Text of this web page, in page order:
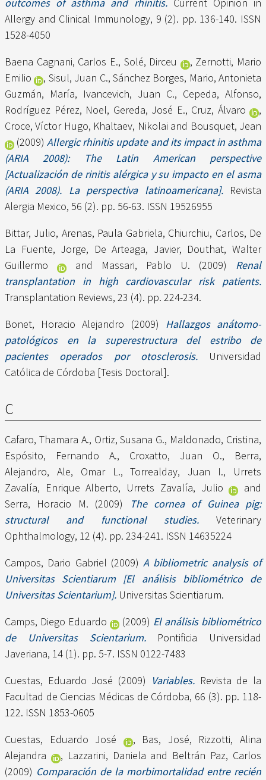
outcomes of asthma and rhinitis.Current Opinion in
Allergy and Clinical Immunology, 9 (2). pp. 136-140. ISSN
1528-4050
Baena Cagnani, Carlos E., Solé, Dirceu , Zernotti, Mario
Emilio
, Sisul, Juan C., Sánchez Borges, Mario, Antonieta
Guzmán, María, Ivancevich, Juan C., Cepeda, Alfonso,
Rodríguez Pérez, Noel, Gereda, José E., Cruz, Álvaro
,
Croce, Víctor Hugo, Khaltaev, Nikolai and Bousquet, Jean
(2009)Allergic rhinitis update and its impact in asthma
(ARIA 2008): The Latin American perspective
[Actualización de rinitis alérgica y su impacto en el asma
(ARIA 2008). La perspectiva latinoamericana].Revista
Alergia Mexico, 56 (2). pp. 56-63. ISSN 19526955
Bittar, Julio, Arenas, Paula Gabriela, Chiurchiu, Carlos, De
La Fuente, Jorge, De Arteaga, Javier, Douthat, Walter
Guillermo
and Massari, Pablo U. (2009) Renal
transplantation in high cardiovascular risk patients.
Transplantation Reviews, 23 (4). pp. 224-234.
Bonet, Horacio Alejandro (2009) Hallazgos anátomo-
patológicos en la superestructura del estribo de
pacientes operados por otosclerosis.Universidad
Católica de Córdoba [Tesis Doctoral].
C
Cafaro, Thamara A., Ortiz, Susana G., Maldonado, Cristina,
Espósito, Fernando A., Croxatto, Juan O., Berra,
Alejandro, Ale, Omar L.,Torrealday, Juan I., Urrets
Zavalía, Enrique Alberto, Urrets Zavalía, Julio
and
Serra, Horacio M. (2009)
The cornea of Guinea pig:
structural and functional studies.Veterinary
Ophthalmology, 12 (4). pp. 234-241. ISSN 14635224
Campos, Dario Gabriel (2009)A bibliometric analysis of
Universitas Scientiarum [El análisis bibliométrico de
Universitas Scientarium]. Universitas Scientiarum.
Camps, Diego Eduardo
(2009) El análisis bibliométrico
de Universitas Scientarium.Pontificia Universidad
Javeriana, 14 (1). pp. 5-7. ISSN 0122-7483
Cuestas, Eduardo José (2009) Variables.Revista de la
Facultad de Ciencias Médicas de Córdoba, 66 (3). pp. 118-
122. ISSN 1853-0605
Cuestas, Eduardo José
, Bas, José, Rizzotti, Alina
Alejandra
, Lazzarini, Daniela and Beltrán Paz, Carlos
(2009) Comparación de la morbimortalidad entre recién